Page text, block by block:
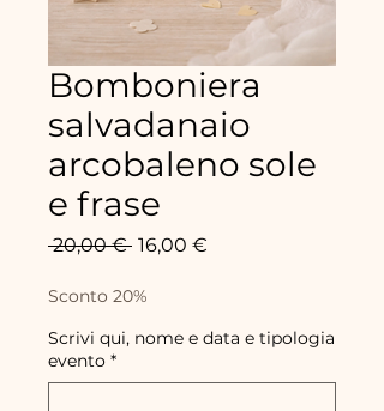
Bomboniera
salvadanaio
arcobaleno sole
e frase
20,00 € Prix
16,00 €
Sconto 20%
Scrivi qui, nome e data e tipologia
evento *